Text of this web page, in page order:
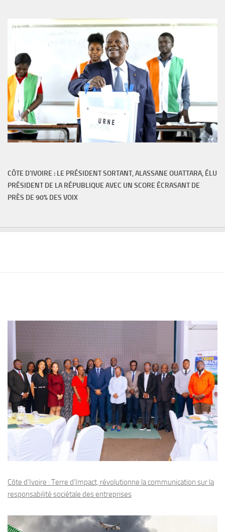
CÔTE D'IVOIRE : LE PRÉSIDENT SORTANT, ALASSANE OUATTARA, ÉLU
PRÉSIDENT DE LA RÉPUBLIQUE AVEC UN SCORE ÉCRASANT DE
PRÈS DE 90% DES VOIX
Côte d’Ivoire : Terre d’Impact, révolutionne la communication sur la
responsabilité sociétale des entreprises